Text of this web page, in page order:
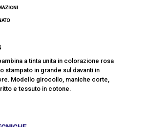
a tinta unita in colorazione rosa
stampato in grande sul davanti in
Modello girocollo, maniche corte,
e tessuto in cotone.